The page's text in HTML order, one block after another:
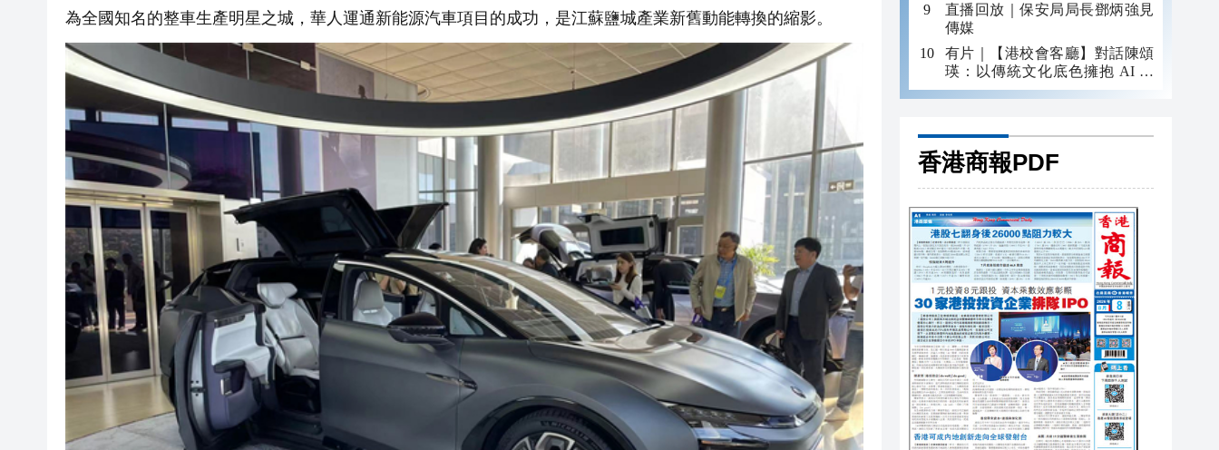
為全國知名的整車生產明星之城，華人運通新能源汽車項目的成功，是江蘇鹽城產業新舊動能轉換的縮影。
直播回放｜保安局局長鄧炳強見
傳媒
有片｜【港校會客廳】對話陳頌
瑛：以傳統文化底色擁抱 AI 藝
術新發展
香港商報PDF